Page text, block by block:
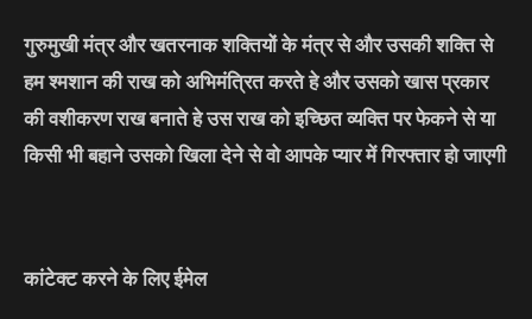
गुरुमुखी मंत्र और खतरनाक शक्तियों के मंत्र से और उसकी शक्ति से
हम श्मशान की राख को अभिमंत्रित करते हे और उसको खास प्रकार
की वशीकरण राख बनाते हे उस राख को इच्छित व्यक्ति पर फेकने से या
किसी भी बहाने उसको खिला देने से वो आपके प्यार में गिरफ्तार हो जाएगी
कांटेक्ट करने के लिए ईमेल